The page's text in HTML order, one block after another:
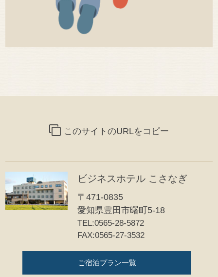
このサイトのURLをコピー
ビジネスホテル こさなぎ
〒471-0835
愛知県豊田市曙町5-18
TEL:0565-28-5872
FAX:0565-27-3532
ご宿泊プラン一覧